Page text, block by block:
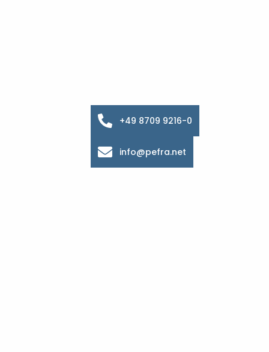
+49 8709 9216-0
info@pefra.net